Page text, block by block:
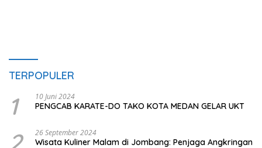
TERPOPULER
1 10 Juni 2024
PENGCAB KARATE-DO TAKO KOTA MEDAN GELAR UKT
2 26 September 2024
Wisata Kuliner Malam di Jombang: Penjaga Angkringan